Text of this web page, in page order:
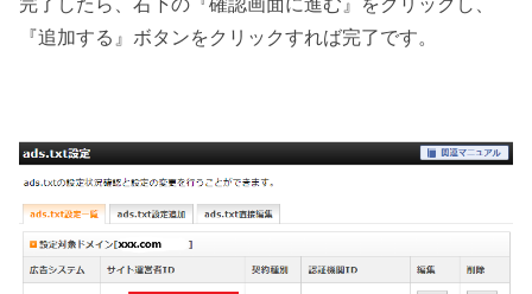
完了したら、右下の『確認画面に進む』をクリックし、
『追加する』ボタンをクリックすれば完了です。